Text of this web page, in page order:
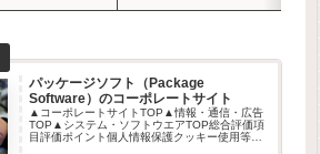
パッケージソフト（Package
Software）のコーポレートサイト
▲コーポレートサイトTOP▲情報・通信・広告
TOP▲システム・ソフトウエアTOP総合評価項
目評価ポイント個人情報保護クッキー使用等の